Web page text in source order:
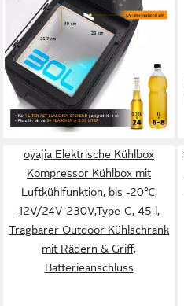
Kompressor Kühlbox, bis –
20°C, ECO Modus, 30 L, für
Auto & Haus, 30 l, APP-
Steuerung, UV-Sterilisation,
Batterieschutz, 230 V, 12 V,
24 V
249,95 € UVP 399,99 €
22,83 €mtl. in 12 Raten
-38%
lieferbar - in 2-3 Werktagen bei dir
oyajia Elektrische Kühlbox
Kompressor Kühlbox mit
Luftkühlfunktion, bis -20℃,
12V/24V 230V,Type-C, 45 l,
Tragbarer Outdoor Kühlschrank
mit Rädern & Griff,
Batterieanschluss